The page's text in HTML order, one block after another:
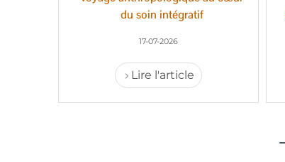
du soin intégratif
17-07-2026
Lire l'article